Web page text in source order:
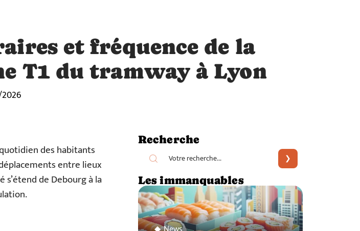
et fréquence de la
T1 du tramway à Lyon
des habitants
entre lieux
de Debourg à la
Recherche
Les immanquables